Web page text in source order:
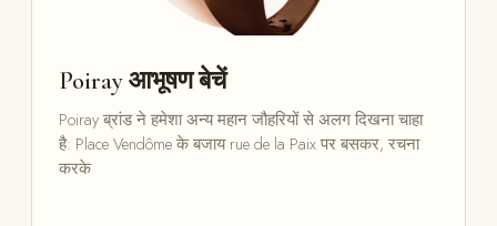
Poiray आभूषण बेचें
Poiray ब्रांड ने हमेशा अन्य महान जौहरियों से अलग दिखना चाहा
है: Place Vendôme के बजाय rue de la Paix पर बसकर, रचना
करके